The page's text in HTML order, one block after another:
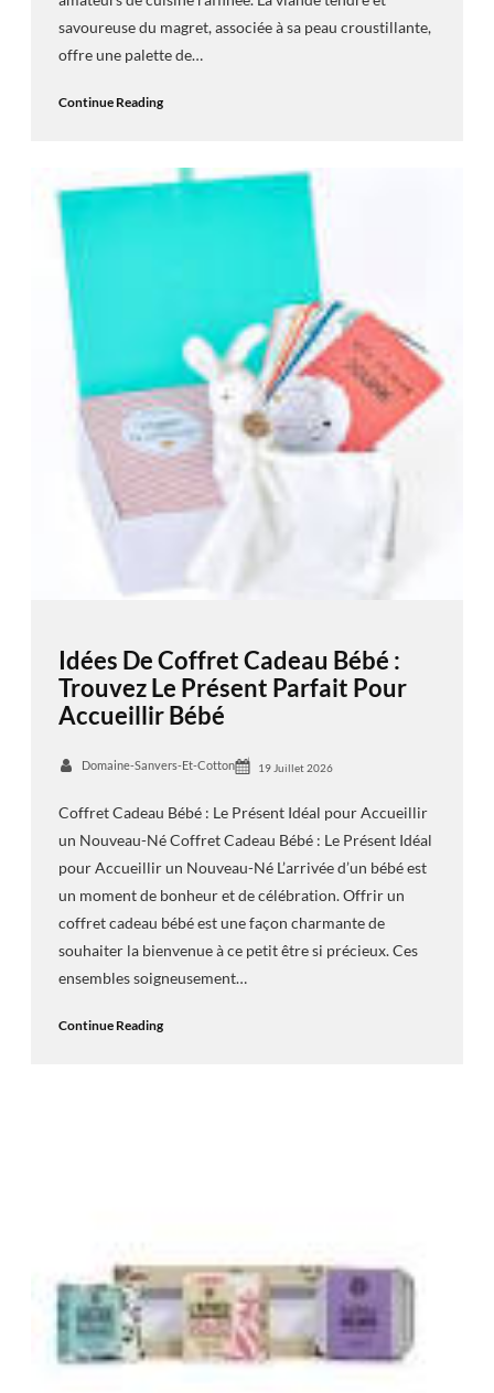
savoureuse du magret, associée à sa peau croustillante,
offre une palette de…
Continue Reading
Idées De Coffret Cadeau Bébé :
Trouvez Le Présent Parfait Pour
Accueillir Bébé
Domaine-Sanvers-Et-Cotton 19 Juillet 2026
Coffret Cadeau Bébé : Le Présent Idéal pour Accueillir
un Nouveau-Né Coffret Cadeau Bébé : Le Présent Idéal
pour Accueillir un Nouveau-Né L’arrivée d’un bébé est
un moment de bonheur et de célébration. Offrir un
coffret cadeau bébé est une façon charmante de
souhaiter la bienvenue à ce petit être si précieux. Ces
ensembles soigneusement…
Continue Reading